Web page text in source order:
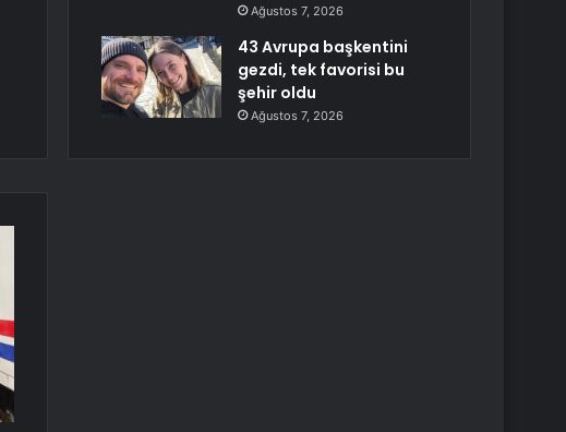
Ağustos 7, 2026
43 Avrupa başkentini
gezdi, tek favorisi bu
şehir oldu
Ağustos 7, 2026